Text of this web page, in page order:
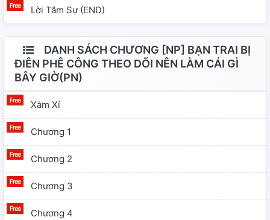
Lời Tâm Sự (END)
DANH SÁCH CHƯƠNG [NP] BẠN TRAI BỊ
ĐIÊN PHÊ CÔNG THEO DÕI NÊN LÀM CÁI GÌ
BÂY GIỜ(PN)
Xàm Xí
Chương 1
Chương 2
Chương 3
Chương 4